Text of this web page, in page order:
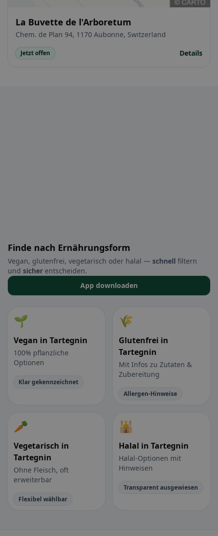
La Buvette de l'Arboretum
Chem. de Plan 94, 1170 Aubonne, Switzerland
Jetzt offen Details
Finde nach Ernährungsform
Vegan, glutenfrei, vegetarisch oder halal — schnell filtern
und sicher entscheiden.
App downloaden
🌱
Vegan in Tartegnin
100% pflanzliche
Optionen
Klar gekennzeichnet
🌾
Glutenfrei in
Tartegnin
Mit Infos zu Zutaten &
Zubereitung
Allergen-Hinweise
🥕
Vegetarisch in
Tartegnin
Ohne Fleisch, oft
erweiterbar
Flexibel wählbar
🕌
Halal in Tartegnin
Halal-Optionen mit
Hinweisen
Transparent ausgewiesen